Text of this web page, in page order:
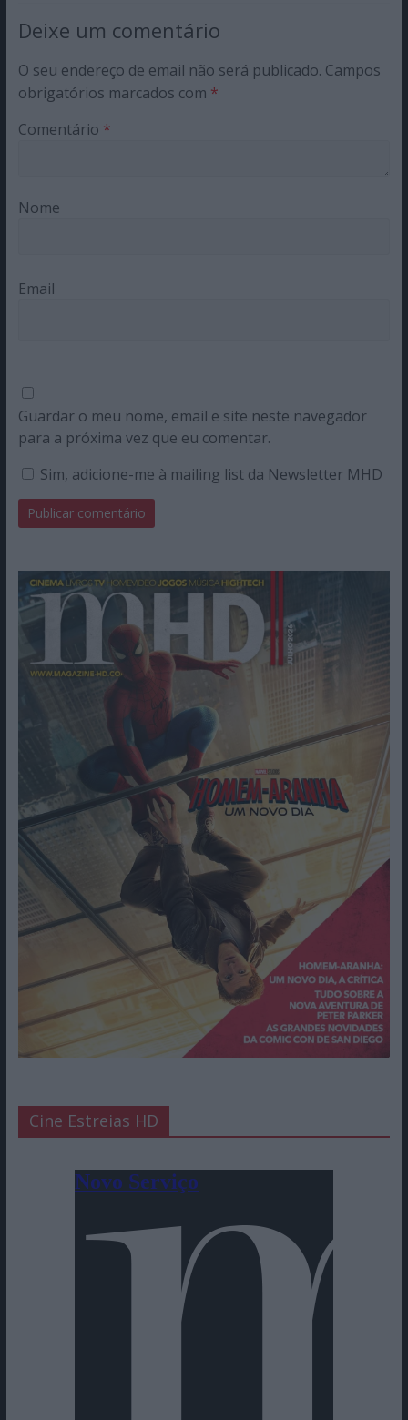
Deixe um comentário
O seu endereço de email não será publicado. Campos
obrigatórios marcados com *
Comentário *
Nome
Email
Guardar o meu nome, email e site neste navegador
para a próxima vez que eu comentar.
Sim, adicione-me à mailing list da Newsletter MHD
Cine Estreias HD